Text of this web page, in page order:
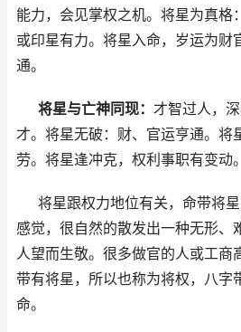
能力，会见掌权之机。将星为真格
或印星有力。将星入命，岁运为财
通。
将星与亡神同现： 才智过人，
才。将星无破：财、官运亨通。将
劳。将星逢冲克，权利事职有变动。
将星跟权力地位有关，命带将
感觉，很自然的散发出一种无形、
人望而生敬。很多做官的人或工商
带有将星，所以也称为将权，八字
命。